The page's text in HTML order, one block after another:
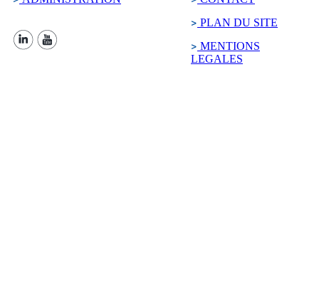
PLAN DU SITE
MENTIONS
LEGALES